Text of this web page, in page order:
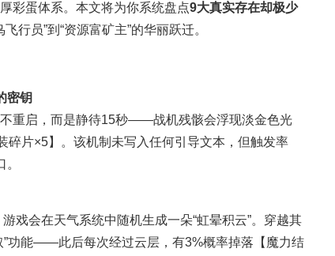
彩蛋体系。本文将为你系统盘点9大真实存在却极少
行员”到“资源富矿主”的华丽跃迁。
密钥
重启，而是静待15秒——战机残骸会浮现淡金色光
片×5】。该机制未写入任何引导文本，但触发率
戏会在天气系统中随机生成一朵“虹晕积云”。穿越其
”功能——此后每次经过云层，有3%概率掉落【魔力结